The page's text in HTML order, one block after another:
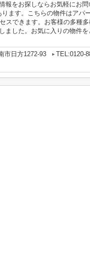
報をお探しならお気軽にお
ます。こちらの物件はアパ
スできます。お客様の多種
ました。お気に入りの物件を
市日方1272-93
TEL:0120-